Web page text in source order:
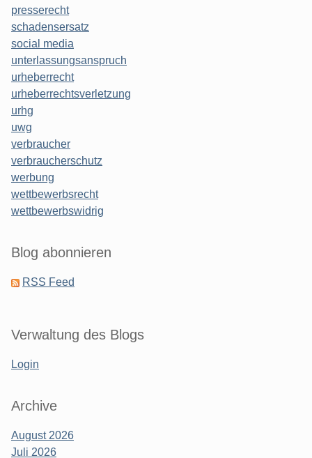
presserecht
schadensersatz
social media
unterlassungsanspruch
urheberrecht
urheberrechtsverletzung
urhg
uwg
verbraucher
verbraucherschutz
werbung
wettbewerbsrecht
wettbewerbswidrig
Blog abonnieren
RSS Feed
Verwaltung des Blogs
Login
Archive
August 2026
Juli 2026